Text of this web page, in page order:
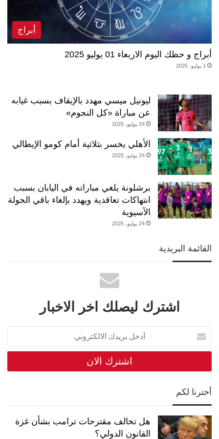
أبراج
أبراج و حظك اليوم الاربعاء 01 يوليو 2025
1 يوليو، 2025
ليونيل ميسي مهدد بالإيقاف بسبب غيابه
عن مباراة «كل النجوم»
24 يوليو، 2025
الأهلي يخسر بثلاثية أمام كومو الإيطالي
24 يوليو، 2025
برشلونة يلغي مباراته في اليابان بسبب
انتهاكات تعاقدية ويهدد بإلغاء باقي الجولة
الآسيوية
24 يوليو، 2025
القائمة البريدية
اشترك ليصلك اخر الاخبار
أدخل
بريدك
الالكتروني
أخترنا لكم
هل تخالف مقترحات ترامب بشأن غزة
القانون الدولي؟